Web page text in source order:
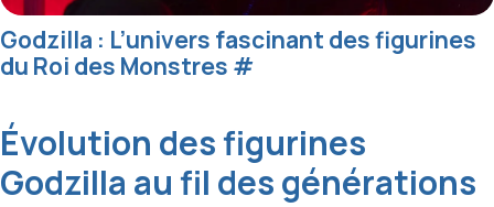
Godzilla : L’univers fascinant des figurines
du Roi des Monstres #
Évolution des figurines
Godzilla au fil des générations